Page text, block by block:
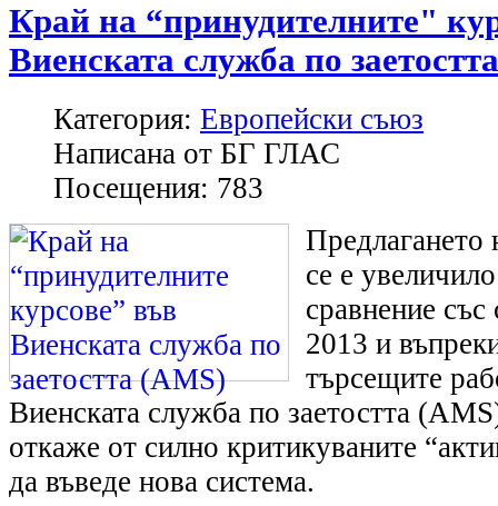
Край на “принудителните"
Виенската служба по
Категория: Европейски съюз
Написана от БГ ГЛАС
Посещения: 783
Предлагането
се е
сравнение
2013 и
търсещите
Виенската служба по заетостта
откаже от силно критикуваните
да въведе нова система.